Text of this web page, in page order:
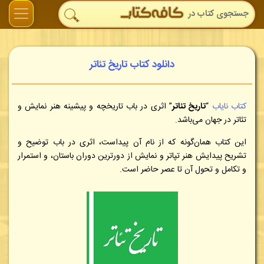
دانلود کتاب تاریخ تئاتر
کتاب نایاب “تاریخ تئاتر” اثری در باب تاریخچه و پیشینه هنر نمایش و
تئاتر در جهان می‌باشد.
این کتاب همان‌گونه که از نام آن پیداست، اثری در باب توضیح و
تشریح پیدایش هنر تپاتر و نمایش از دورترین دوران باستان، و استمرار
و تکامل و تحول آن تا عصر حاضر است.